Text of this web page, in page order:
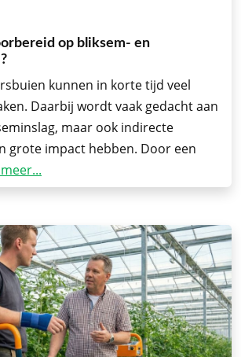
op bliksem- en
kunnen in korte tijd veel
Daarbij wordt vaak gedacht aan
maar ook indirecte
grote impact hebben. Door een